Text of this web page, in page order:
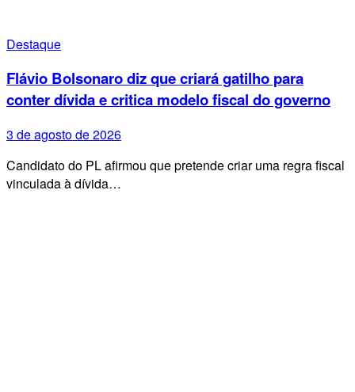
Destaque
Flávio Bolsonaro diz que criará gatilho para
conter dívida e critica modelo fiscal do governo
3 de agosto de 2026
Candidato do PL afirmou que pretende criar uma regra fiscal
vinculada à dívida…